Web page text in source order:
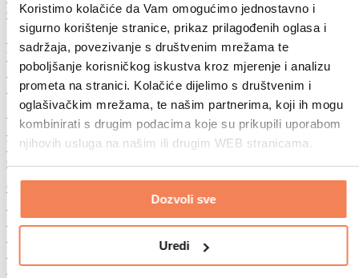
Koristimo kolačiće da Vam omogućimo jednostavno i
sigurno korištenje stranice, prikaz prilagođenih oglasa i
sadržaja, povezivanje s društvenim mrežama te
poboljšanje korisničkog iskustva kroz mjerenje i analizu
prometa na stranici. Kolačiće dijelimo s društvenim i
oglašivačkim mrežama, te našim partnerima, koji ih mogu
kombinirati s drugim podacima koje su prikupili uporabom
njihovih usluga na našim ili drugim WEB stranicama.
Dozvoli sve
Uredi
Ostala fitnes jela
Puteri od orašastih plodova
100% namazi od orašastih plodova
Slatki namazi od orašastih plodova
Proteinski namazi od orašastih plodova
Superhrana
Zelena superhrana
Vlakna
Ostala superhrana
Grickalice
Suvo meso
Proteinski čips